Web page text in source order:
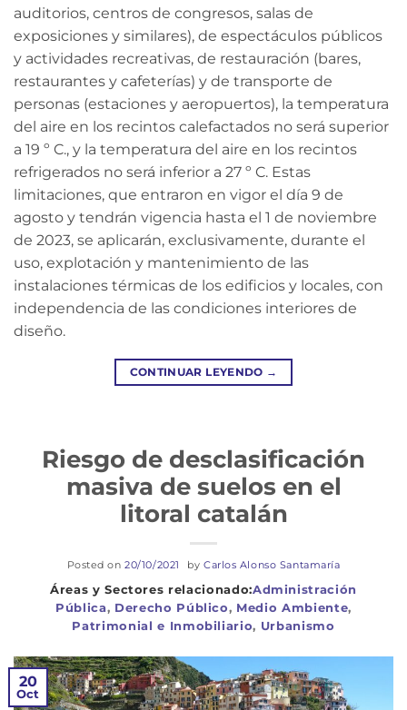
auditorios, centros de congresos, salas de
exposiciones y similares), de espectáculos públicos
y actividades recreativas, de restauración (bares,
restaurantes y cafeterías) y de transporte de
personas (estaciones y aeropuertos), la temperatura
del aire en los recintos calefactados no será superior
a 19 º C., y la temperatura del aire en los recintos
refrigerados no será inferior a 27 º C. Estas
limitaciones, que entraron en vigor el día 9 de
agosto y tendrán vigencia hasta el 1 de noviembre
de 2023, se aplicarán, exclusivamente, durante el
uso, explotación y mantenimiento de las
instalaciones térmicas de los edificios y locales, con
independencia de las condiciones interiores de
diseño.
CONTINUAR LEYENDO →
Administración
Pública, Derecho Público, Medio Ambiente,
Patrimonial e Inmobiliario, Urbanismo
Riesgo de desclasificación
masiva de suelos en el
litoral catalán
Posted on20/10/2021 by Carlos Alonso Santamaría
20
Oct